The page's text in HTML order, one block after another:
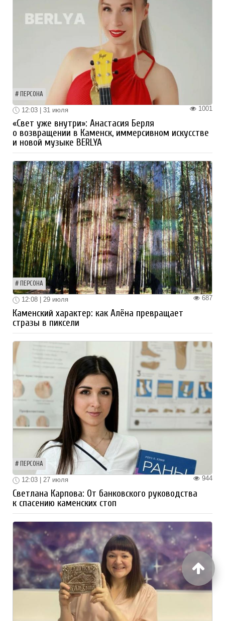
ПЕРСОНА
1001
12:03 | 31 июля
«Свет уже внутри»: Анастасия Берля
о возвращении в Каменск, иммерсивном искусстве
и новой музыке BERLYA
ПЕРСОНА
687
12:08 | 29 июля
Каменский характер: как Алёна превращает
стразы в пиксели
ПЕРСОНА
944
12:03 | 27 июля
Светлана Карпова: От банковского руководства
к спасению каменских стоп